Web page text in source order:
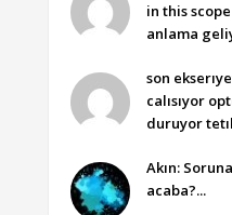
in this
anlama
son
calısıyor
duruyor
Akın:
acaba?...